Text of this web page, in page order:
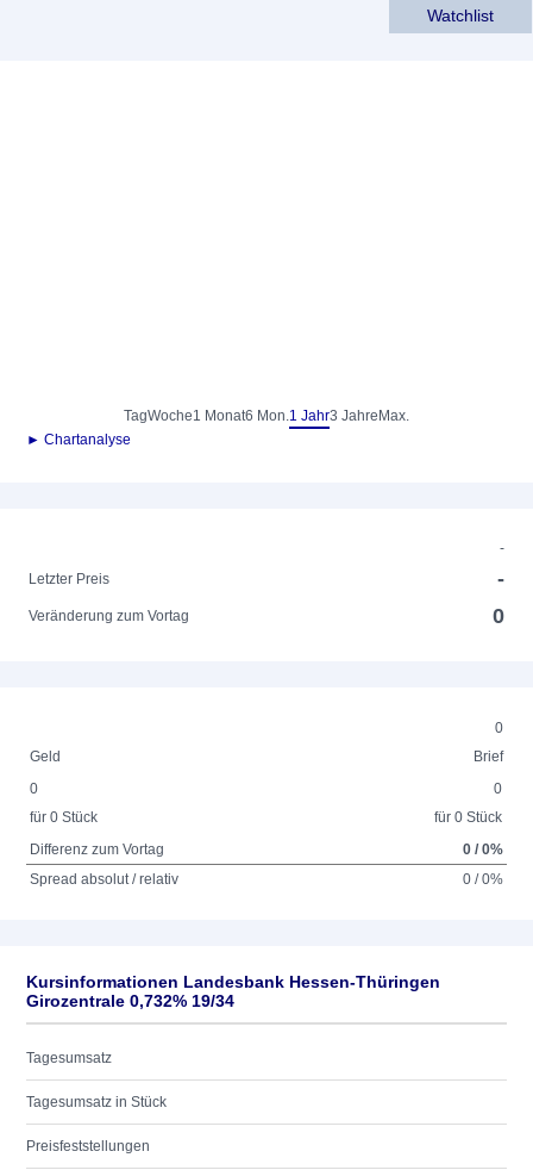
Watchlist
TagWoche1 Monat6 Mon.1 Jahr3 Jahre Max.
► Chartanalyse
-
Letzter Preis
-
Veränderung zum Vortag 0
0
Geld
Brief
0
für 0 Stück
0
für 0 Stück
Differenz zum Vortag
0 / 0%
Spread absolut / relativ
0 / 0%
Kursinformationen Landesbank Hessen-Thüringen
Girozentrale 0,732% 19/34
Tagesumsatz
Tagesumsatz in Stück
Preisfeststellungen